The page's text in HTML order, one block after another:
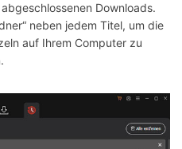
Downloads.
neben jedem Titel, um die
auf Ihrem Computer zu